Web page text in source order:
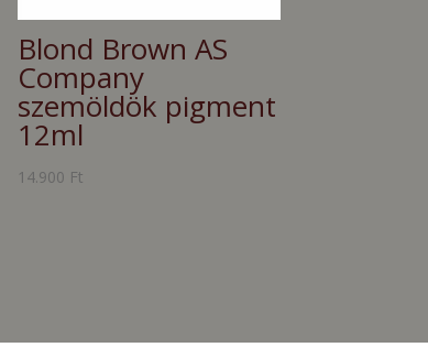
Blond Brown AS
Company
szemöldök pigment
12ml
14.900 Ft